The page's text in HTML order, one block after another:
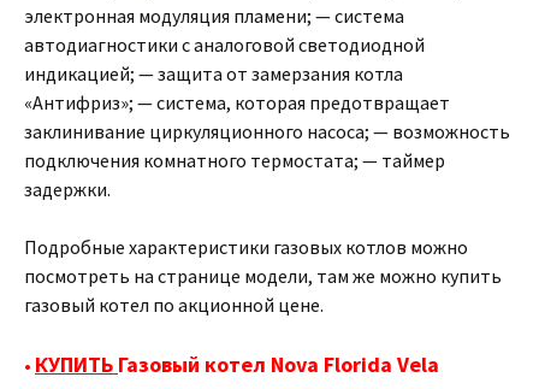
электронная модуляция пламени; — система
автодиагностики с аналоговой светодиодной
индикацией; — защита от замерзания котла
«Антифриз»; — система, которая предотвращает
заклинивание циркуляционного насоса; — возможность
подключения комнатного термостата; — таймер
задержки.
Подробные характеристики газовых котлов можно
посмотреть на странице модели, там же можно купить
газовый котел по акционной цене.
• КУПИТЬ Газовый котел Nova Florida Vela